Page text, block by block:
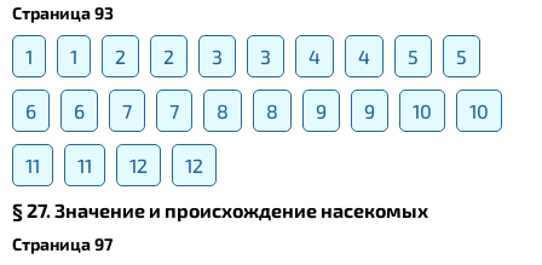
Страница 93
1 1 2 2 3 3 4 4 5 5
6 6 7 7 8 8 9 9 10 10
11 11 12
12
§ 27. Значение и происхождение насекомых
Страница 97